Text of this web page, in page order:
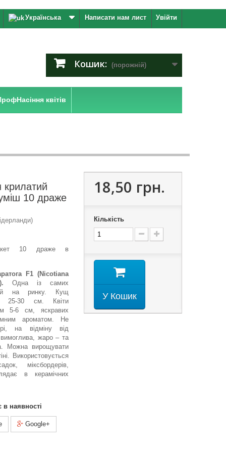
Увійти
Написати нам лист
Українська
Кошик: (порожній)
квітів
крилатий
10 драже
10 драже в
F1 (Nicotiana
Одна із самих
на ринку. Кущ
25-30 см. Квіти
5-6 см, яскравих
ароматом. Не
на відміну від
жаро – та
Можна вирощувати
Використовується
міксбордерів,
в керамічних
в наявності
Google+
18,50 грн.
Кількість
У Кошик